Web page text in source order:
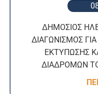
ΔΗΜΟΣΙΟΣ
ΔΙΑΓΩΝΙΣΜΟΣ
ΕΚΤΥΠΩΣΗΣ
ΔΙΑΔΡΟΜΩΝ